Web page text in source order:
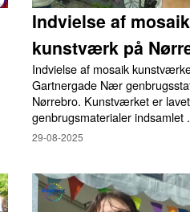
Indvielse af mosaik
kunstværk på
Indvielse af mosaik
Gartnergade Nær
Nørrebro. Kunstværket er
genbrugsmaterialer indsamlet
29-08-2025